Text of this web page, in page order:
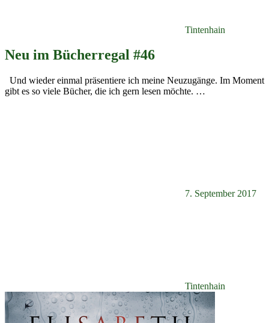
Tintenhain
Neu im Bücherregal #46
Und wieder einmal präsentiere ich meine Neuzugänge. Im Moment
gibt es so viele Bücher, die ich gern lesen möchte. …
7. September 2017
Tintenhain